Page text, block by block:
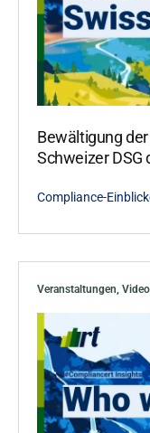
Bewältigung
Schweizer DSG
Compliance-
Veranstaltungen,